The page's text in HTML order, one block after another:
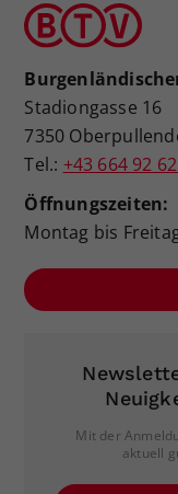
Stadiongasse 16
7350
Tel.: +43 664 92
Öffnungszeiten:
Montag bis
Mit der
aktuell